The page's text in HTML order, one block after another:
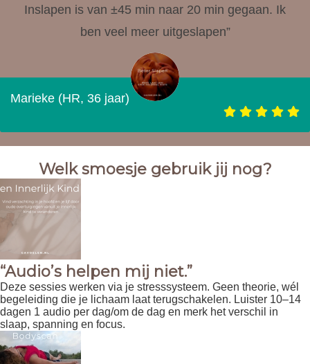
Inslapen is van ±45 min naar 20 min gegaan. Ik
ben veel meer uitgeslapen”
Marieke (HR, 36 jaar)
Welk smoesje gebruik jij nog?
“Audio’s helpen mij niet.”
Deze sessies werken via je stresssysteem. Geen theorie, wél
begeleiding die je lichaam laat terugschakelen. Luister 10–14
dagen 1 audio per dag/om de dag en merk het verschil in
slaap, spanning en focus.